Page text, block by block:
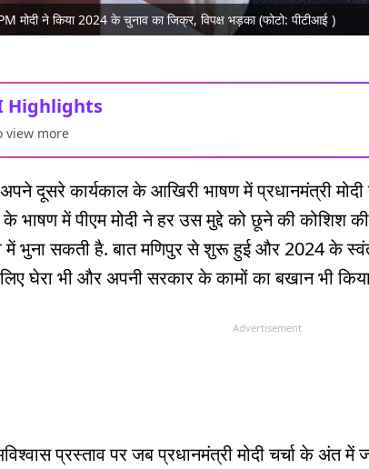
मोदी ने किया 2024 के चुनाव का जिक्र, विपक्ष भड़का (फोटो: पीटीआई )
Highlights
view more
दूसरे कार्यकाल के आखिरी भाषण में प्रधानमंत्री
में पीएम मोदी ने हर उस मुद्दे को छूने की कोशिश
भुना सकती है. बात मणिपुर से शुरू हुई और 2024 के
लिए घेरा भी और अपनी सरकार के कामों का बखान भी
Advertisement
प्रस्ताव पर जब प्रधानमंत्री मोदी चर्चा के अंत में